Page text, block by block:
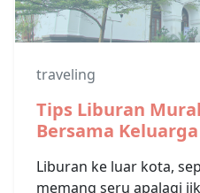
traveling
Tips Liburan
Bersama Keluarga
Liburan ke luar kota,
memang seru apalagi